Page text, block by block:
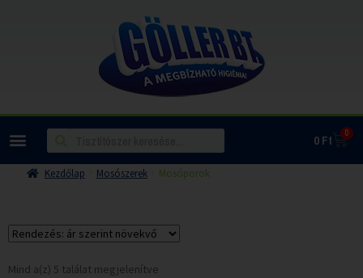
0Ft 0
Kezdőlap Mosószerek Mosóporok
Mind a(z) 5 találat megjelenítve